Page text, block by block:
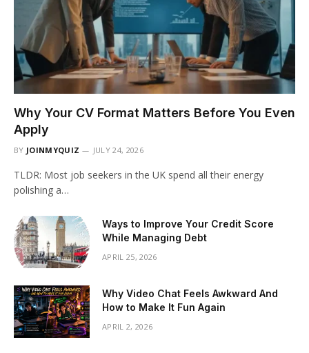
Why Your CV Format Matters Before You Even
Apply
BY JOINMYQUIZ JULY 24, 2026
TLDR: Most job seekers in the UK spend all their energy
polishing a…
Ways to Improve Your Credit Score
While Managing Debt
APRIL 25, 2026
Why Video Chat Feels Awkward And
How to Make It Fun Again
APRIL 2, 2026